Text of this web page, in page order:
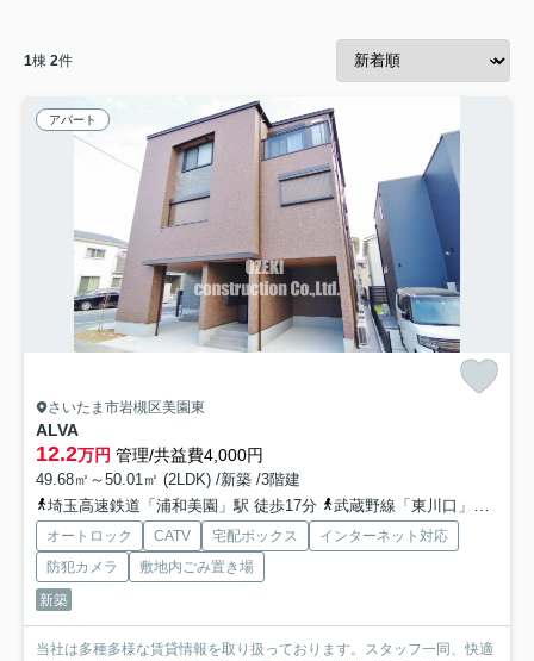
1棟 2件
アパート
さいたま市岩槻区美園東
ALVA
12.2万円 管理/共益費4,000円
49.68㎡～50.01㎡ (2LDK) /新築 /3階建
埼玉高速鉄道「浦和美園」駅 徒歩17分
武蔵野線「東川口」駅 徒歩48分
オートロック CATV 宅配ボックス
インターネット対応
防犯カメラ
敷地内ごみ置き場
新築
当社は多種多様な賃貸情報を取り扱っております。スタッフ一同、快適